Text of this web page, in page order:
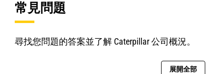
常見問題
尋找您問題的答案並了解 Caterpillar 公司概況。
展開全部